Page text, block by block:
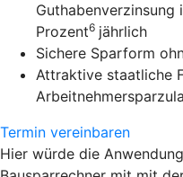
Guthabenverzinsung
Prozent6 jährlich
Sichere Sparform
Attraktive staatliche
Termin vereinbaren
Hier würde die